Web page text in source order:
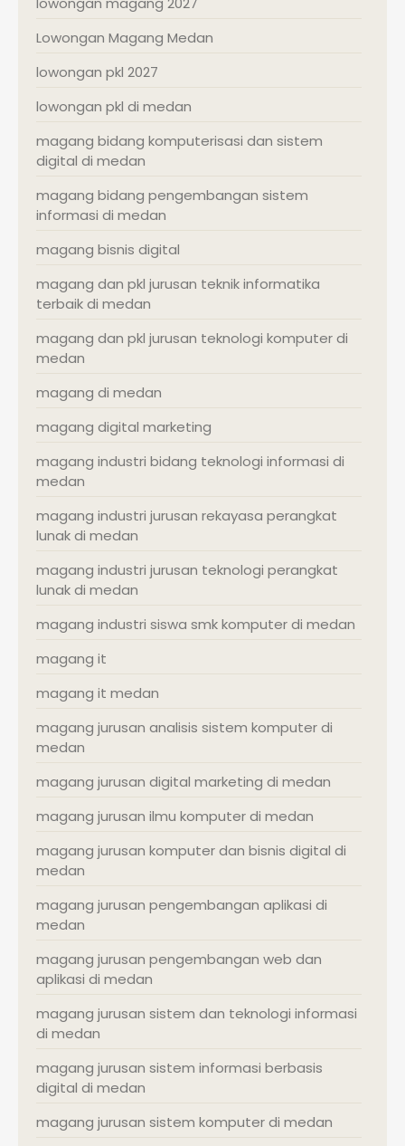
Lowongan Magang Medan
lowongan pkl 2027
lowongan pkl di medan
magang bidang komputerisasi dan sistem
digital di medan
magang bidang pengembangan sistem
informasi di medan
magang bisnis digital
magang dan pkl jurusan teknik informatika
terbaik di medan
magang dan pkl jurusan teknologi komputer di
medan
magang di medan
magang digital marketing
magang industri bidang teknologi informasi di
medan
magang industri jurusan rekayasa perangkat
lunak di medan
magang industri jurusan teknologi perangkat
lunak di medan
magang industri siswa smk komputer di medan
magang it
magang it medan
magang jurusan analisis sistem komputer di
medan
magang jurusan digital marketing di medan
magang jurusan ilmu komputer di medan
magang jurusan komputer dan bisnis digital di
medan
magang jurusan pengembangan aplikasi di
medan
magang jurusan pengembangan web dan
aplikasi di medan
magang jurusan sistem dan teknologi informasi
di medan
magang jurusan sistem informasi berbasis
digital di medan
magang jurusan sistem komputer di medan